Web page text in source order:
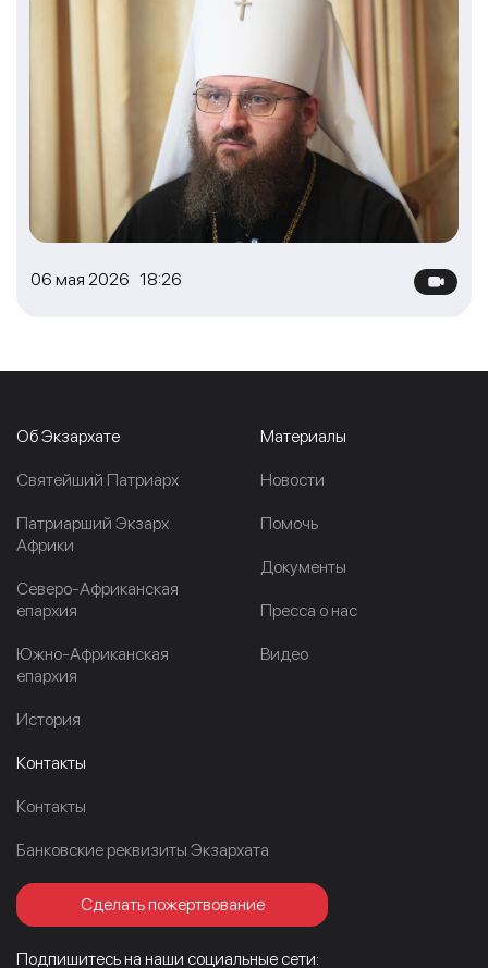
06 мая 2026 18:26
Об Экзархате
Cвятейший Патриарх
Патриарший Экзарх
Африки
Северо-Африканская
епархия
Южно-Африканская
епархия
История
Материалы
Новости
Помочь
Документы
Пресса о нас
Видео
Контакты
Контакты
Банковские реквизиты Экзархата
Сделать пожертвование
Подпишитесь на наши социальные сети: